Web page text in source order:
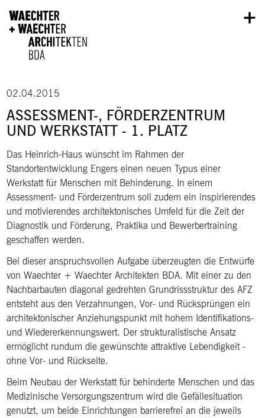
02.04.2015
ASSESSMENT-, FÖRDERZENTRUM
UND WERKSTATT - 1. PLATZ
Das Heinrich-Haus wünscht im Rahmen der
Standortentwicklung Engers einen neuen Typus einer
Werkstatt für Menschen mit Behinderung. In einem
Assessment- und Förderzentrum soll zudem ein inspirierendes
und motivierendes architektonisches Umfeld für die Zeit der
Diagnostik und Förderung, Praktika und Bewerbertraining
geschaffen werden.
Bei dieser anspruchsvollen Aufgabe überzeugten die Entwürfe
von Waechter + Waechter Architekten BDA. Mit einer zu den
Nachbarbauten diagonal gedrehten Grundrissstruktur des AFZ
entsteht aus den Verzahnungen, Vor- und Rücksprüngen ein
architektonischer Anziehungspunkt mit hohem Identifikations-
und Wiedererkennungswert. Der strukturalistische Ansatz
ermöglicht rundum die gewünschte attraktive Lebendigkeit -
ohne Vor- und Rückseite.
Beim Neubau der Werkstatt für behinderte Menschen und das
Medizinische Versorgungszentrum wird die Gefällesituation
genutzt, um beide Einrichtungen barrierefrei an die jeweils